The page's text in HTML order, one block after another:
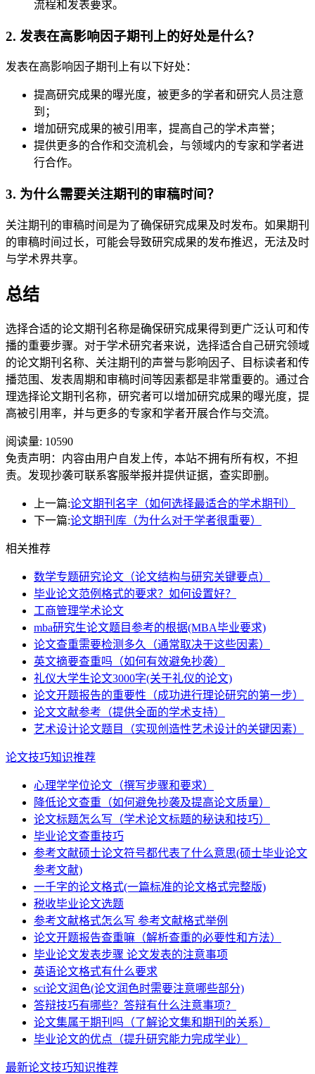
流程和发表要求。
2. 发表在高影响因子期刊上的好处是什么？
发表在高影响因子期刊上有以下好处：
提高研究成果的曝光度，被更多的学者和研究人员注意
到；
增加研究成果的被引用率，提高自己的学术声誉；
提供更多的合作和交流机会，与领域内的专家和学者进
行合作。
3. 为什么需要关注期刊的审稿时间？
关注期刊的审稿时间是为了确保研究成果及时发布。如果期刊
的审稿时间过长，可能会导致研究成果的发布推迟，无法及时
与学术界共享。
总结
选择合适的论文期刊名称是确保研究成果得到更广泛认可和传
播的重要步骤。对于学术研究者来说，选择适合自己研究领域
的论文期刊名称、关注期刊的声誉与影响因子、目标读者和传
播范围、发表周期和审稿时间等因素都是非常重要的。通过合
理选择论文期刊名称，研究者可以增加研究成果的曝光度，提
高被引用率，并与更多的专家和学者开展合作与交流。
阅读量: 10590
免责声明：内容由用户自发上传，本站不拥有所有权，不担
责。发现抄袭可联系客服举报并提供证据，查实即删。
上一篇:论文期刊名字（如何选择最适合的学术期刊）
下一篇:论文期刊库（为什么对于学者很重要）
相关推荐
数学专题研究论文（论文结构与研究关键要点）
毕业论文范例格式的要求？如何设置好？
工商管理学术论文
mba研究生论文题目参考的根据(MBA毕业要求)
论文查重需要检测多久（通常取决于这些因素）
英文摘要查重吗（如何有效避免抄袭）
礼仪大学生论文3000字(关于礼仪的论文)
论文开题报告的重要性（成功进行理论研究的第一步）
论文文献参考（提供全面的学术支持）
艺术设计论文题目（实现创造性艺术设计的关键因素）
论文技巧知识推荐
心理学学位论文（撰写步骤和要求）
降低论文查重（如何避免抄袭及提高论文质量）
论文标题怎么写（学术论文标题的秘诀和技巧）
毕业论文查重技巧
参考文献硕士论文符号都代表了什么意思(硕士毕业论文
参考文献)
一千字的论文格式(一篇标准的论文格式完整版)
税收毕业论文选题
参考文献格式怎么写 参考文献格式举例
论文开题报告查重嘛（解析查重的必要性和方法）
毕业论文发表步骤 论文发表的注意事项
英语论文格式有什么要求
sci论文润色(论文润色时需要注意哪些部分)
答辩技巧有哪些？答辩有什么注意事项？
论文集属于期刊吗（了解论文集和期刊的关系）
毕业论文的优点（提升研究能力完成学业）
最新论文技巧知识推荐